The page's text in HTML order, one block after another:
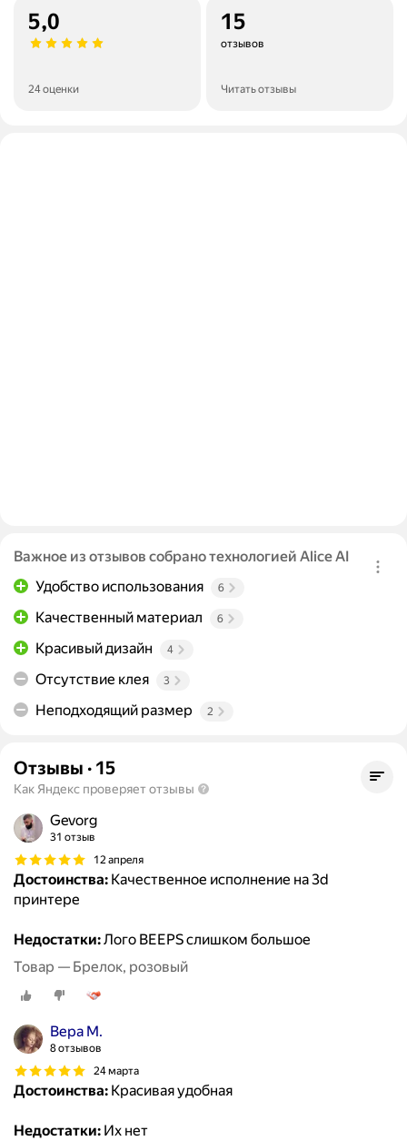
5,0
24 оценки
15
отзывов
Читать отзывы
Важное из отзывов собрано технологией Alice AI
Удобство использования
6
Качественный материал 6
Красивый дизайн 4
Отсутствие клея 3
Неподходящий размер 2
Отзывы · 15
Как Яндекс проверяет отзывы
Gevorg
31 отзыв
12 апреля
Достоинства: Качественное исполнение на 3d
принтере
Недостатки:Лого BEEPS слишком большое
Товар — Брелок, розовый
Вера М.
8 отзывов
24 марта
Достоинства: Красивая удобная
Недостатки: Их нет